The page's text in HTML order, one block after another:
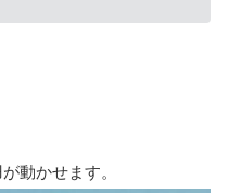
動かせます。